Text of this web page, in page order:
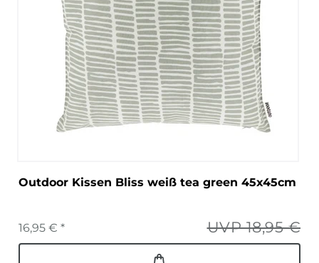
Outdoor Kissen Bliss weiß tea green 45x45cm
UVP 18,95 €
16,95 € *